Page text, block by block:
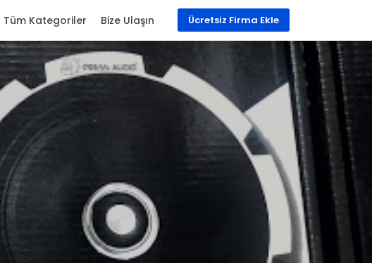
Ücretsiz Firma Ekle
Tüm Kategoriler Bize Ulaşın